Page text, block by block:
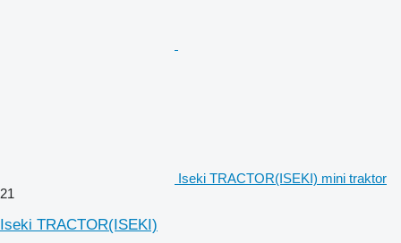
Iseki TRACTOR(ISEKI) mini traktor
21
Iseki TRACTOR(ISEKI)